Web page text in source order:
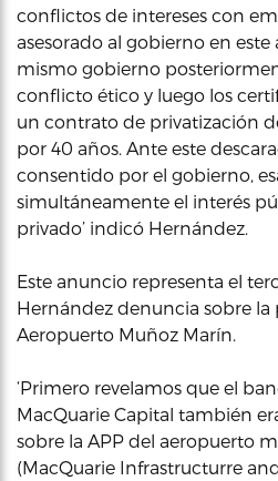
conflictos de intereses con
asesorado al gobierno en
mismo gobierno
conflicto ético y luego los
un contrato de privatización
por 40 años. Ante este
consentido por el gobierno,
simultáneamente el interés
privado’ indicó Hernández.
Este anuncio representa el
Hernández denuncia sobre la
Aeropuerto Muñoz Marín.
‘Primero revelamos que el
MacQuarie Capital también
sobre la APP del aeropuerto
(MacQuarie Infrastructurre